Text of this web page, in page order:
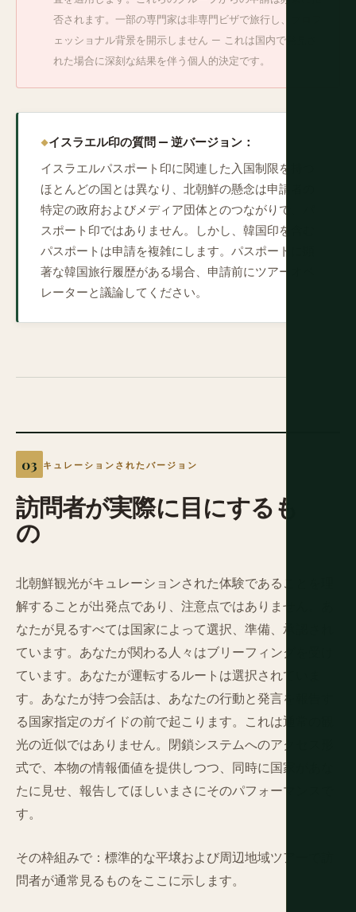
否されます。一部の専門家は非専門ビザで旅行し、プロフ
ェッショナル背景を開示しません — これは国内で発見さ
れた場合に深刻な結果を伴う個人的決定です。
イスラエル印の質問 — 逆バージョン：
イスラエルパスポート印に関連した入国制限を持つ
ほとんどの国とは異なり、北朝鮮の懸念は申請者の
特定の政府およびメディア団体とのつながりで、パ
スポート印ではありません。しかし、韓国印を含む
パスポートは申請を複雑にします。パスポートに顕
著な韓国旅行履歴がある場合、申請前にツアーオペ
レーターと議論してください。
キュレーションされたバージョン
訪問者が実際に目にするも
の
北朝鮮観光がキュレーションされた体験であることを理
解することが出発点であり、注意点ではありません。あ
なたが見るすべては国家によって選択、準備、承認され
ています。あなたが関わる人々はブリーフィングを受け
ています。あなたが運転するルートは選択されていま
す。あなたが持つ会話は、あなたの行動と発言を報告す
る国家指定のガイドの前で起こります。これは通常の観
光の近似ではありません。閉鎖システムへのアクセス形
式で、本物の情報価値を提供しつつ、同時に国家があな
たに見せ、報告してほしいまさにそのパフォーマンスで
す。
その枠組みで：標準的な平壌および周辺地域ツアーで訪
問者が通常見るものをここに示します。